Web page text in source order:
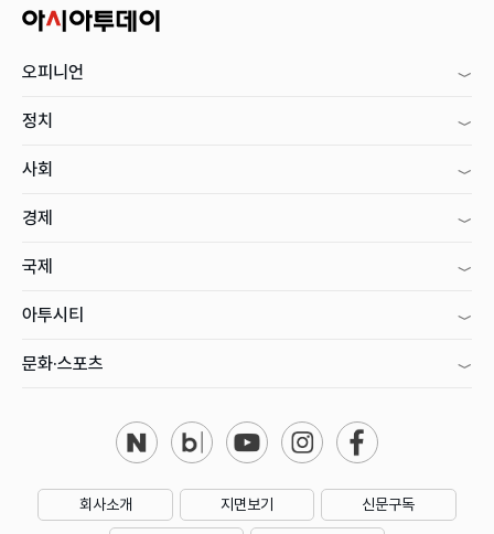
오피니언
정치
사회
경제
국제
아투시티
문화·스포츠
회사소개 지면보기 신문구독